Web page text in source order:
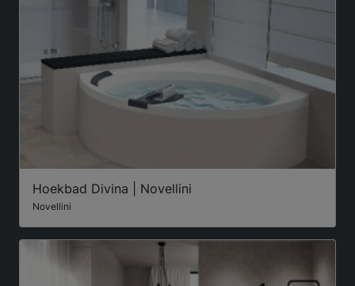
Hoekbad Divina | Novellini
Novellini